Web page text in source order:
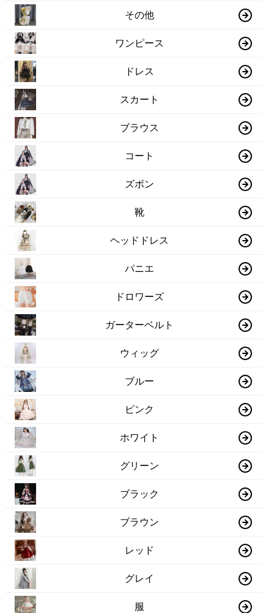
その他
ワンピース
ドレス
スカート
ブラウス
コート
ズボン
靴
ヘッドドレス
パニエ
ドロワーズ
ガーターベルト
ウィッグ
ブルー
ピンク
ホワイト
グリーン
ブラック
ブラウン
レッド
グレイ
服